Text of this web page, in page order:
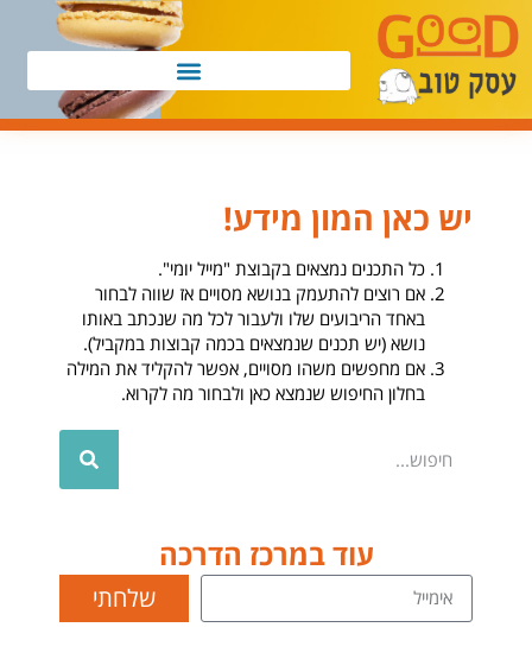
יש כאן המון מידע!
כל התכנים נמצאים בקבוצת "מייל יומי".
אם רוצים להתעמק בנושא מסויים אז שווה לבחור
באחד הריבועים שלו ולעבור לכל מה שנכתב באותו
נושא (יש תכנים שנמצאים בכמה קבוצות במקביל).
אם מחפשים משהו מסויים, אפשר להקליד את המילה
בחלון החיפוש שנמצא כאן ולבחור מה לקרוא.
עוד במרכז הדרכה
שלחתי